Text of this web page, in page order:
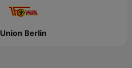
Union Berlin